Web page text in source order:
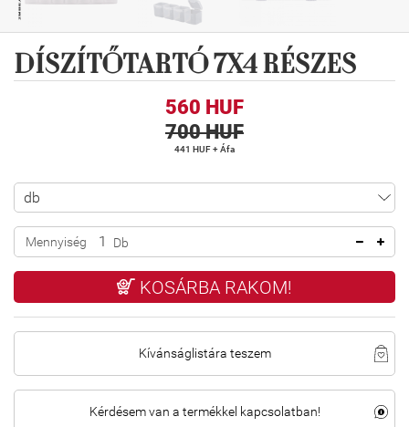
DÍSZÍTŐTARTÓ 7X4 RÉSZES
560 HUF
700 HUF
441 HUF + Áfa
Mennyiség Db
KOSÁRBA RAKOM!
Kívánságlistára teszem
Kérdésem van a termékkel kapcsolatban!